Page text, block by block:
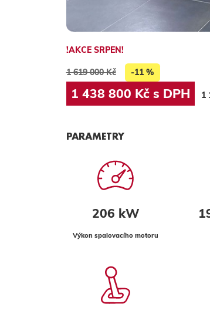
!AKCE SRPEN!
1 619 000 Kč -11 %
1 438 800 Kč s DPH 1
PARAMETRY
206 kW
Výkon spalovacího motoru